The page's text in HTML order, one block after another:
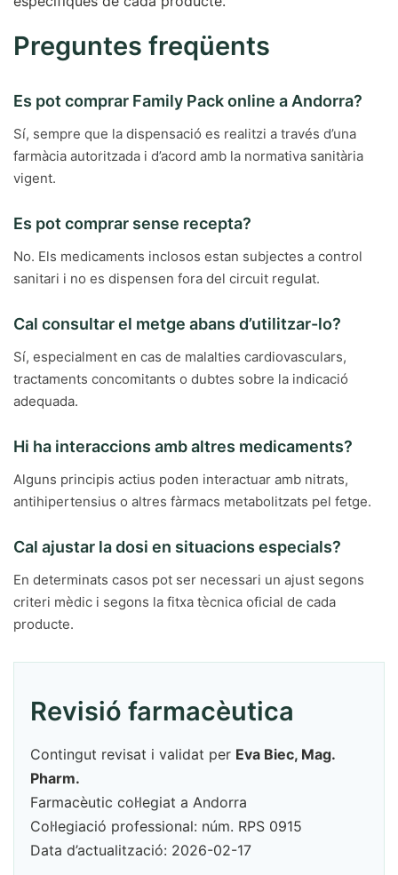
Preguntes freqüents
Es pot comprar Family Pack online a Andorra?
Sí, sempre que la dispensació es realitzi a través d’una
farmàcia autoritzada i d’acord amb la normativa sanitària
vigent.
Es pot comprar sense recepta?
No. Els medicaments inclosos estan subjectes a control
sanitari i no es dispensen fora del circuit regulat.
Cal consultar el metge abans d’utilitzar-lo?
Sí, especialment en cas de malalties cardiovasculars,
tractaments concomitants o dubtes sobre la indicació
adequada.
Hi ha interaccions amb altres medicaments?
Alguns principis actius poden interactuar amb nitrats,
antihipertensius o altres fàrmacs metabolitzats pel fetge.
Cal ajustar la dosi en situacions especials?
En determinats casos pot ser necessari un ajust segons
criteri mèdic i segons la fitxa tècnica oficial de cada
producte.
Revisió farmacèutica
Contingut revisat i validat per Eva Biec, Mag.
Pharm.
Farmacèutic col·legiat a Andorra
Col·legiació professional: núm. RPS 0915
Data d’actualització: 2026-02-17